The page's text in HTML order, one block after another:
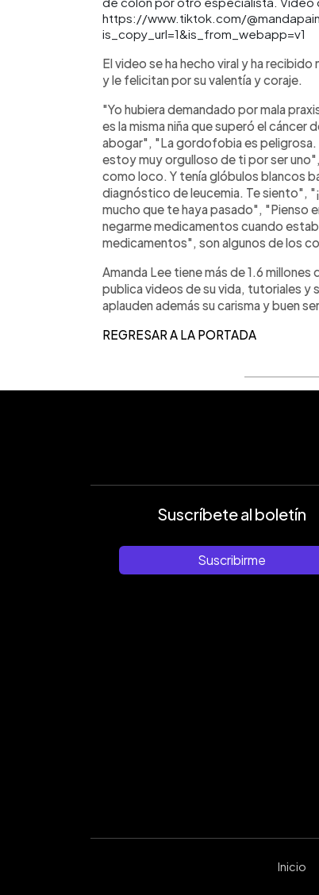
https://www.tiktok.com/
is_copy_url=1&is_from_webapp=v1
El video se ha hecho viral y ha
y le felicitan por su valentía y coraje.
"Yo hubiera demandado por mala
es la misma niña que superó el
abogar", "La gordofobia es
estoy muy orgulloso de ti por ser
como loco. Y tenía glóbulos blancos
diagnóstico de leucemia. Te siento",
mucho que te haya pasado", "Pienso
negarme medicamentos cuando
medicamentos", son algunos de los
Amanda Lee tiene más de 1.6
publica videos de su vida, tutoriales y
aplauden además su carisma y buen
REGRESAR A LA PORTADA
Suscríbete al boletín
Suscribirme
Inicio